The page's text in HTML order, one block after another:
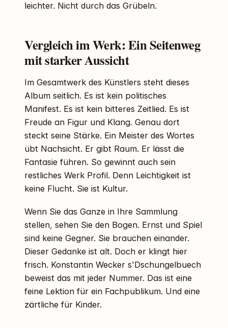
leichter. Nicht durch das Grübeln.
Vergleich im Werk: Ein Seitenweg
mit starker Aussicht
Im Gesamtwerk des Künstlers steht dieses
Album seitlich. Es ist kein politisches
Manifest. Es ist kein bitteres Zeitlied. Es ist
Freude an Figur und Klang. Genau dort
steckt seine Stärke. Ein Meister des Wortes
übt Nachsicht. Er gibt Raum. Er lässt die
Fantasie führen. So gewinnt auch sein
restliches Werk Profil. Denn Leichtigkeit ist
keine Flucht. Sie ist Kultur.
Wenn Sie das Ganze in Ihre Sammlung
stellen, sehen Sie den Bogen. Ernst und Spiel
sind keine Gegner. Sie brauchen einander.
Dieser Gedanke ist alt. Doch er klingt hier
frisch. Konstantin Wecker s'Dschungelbuech
beweist das mit jeder Nummer. Das ist eine
feine Lektion für ein Fachpublikum. Und eine
zärtliche für Kinder.